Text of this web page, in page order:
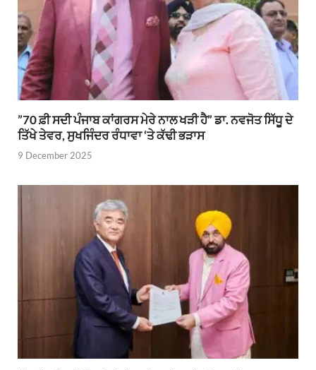
”70 ਫ਼ੀ ਸਦੀ ਪੰਜਾਬ ਕਾਂਗਰਸ ਮੇਰੇ ਨਾਲ ਖੜੀ ਹੈ” ਡਾ. ਨਵਜੋਤ ਸਿੱਧੂ ਦੇ
ਤਿੱਖੇ ਤੇਵਰ, ਸੁਖਜਿੰਦਰ ਰੰਧਾਵਾ ‘ਤੇ ਕੱਢੀ ਭੜਾਸ
9 December 2025